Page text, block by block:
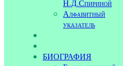
Н.Д.Спириной
Алфавитный
указатель
БИОГРАФИЯ